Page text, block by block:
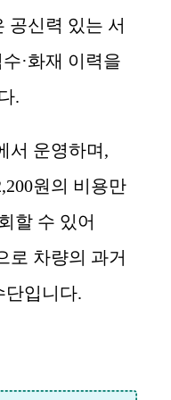
공신력 있는 서
·화재 이력을
.
서 운영하며,
원의 비용만
할 수 있어
로 차량의 과거
단입니다.